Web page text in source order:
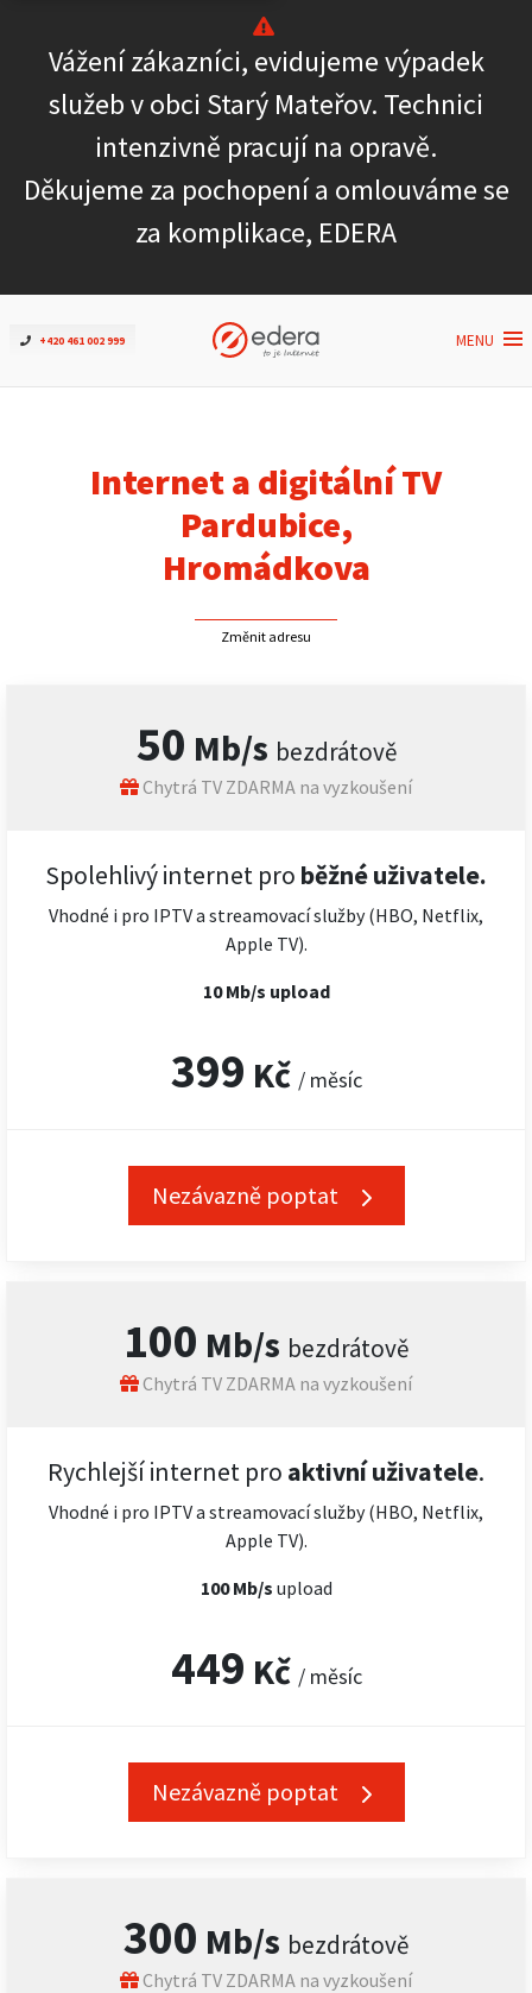
Vážení zákazníci, evidujeme výpadek
služeb v obci Starý Mateřov. Technici
intenzivně pracují na opravě.
Děkujeme za pochopení a omlouváme se
za komplikace, EDERA
+420 461 002 999 MENU
Ověřit dostupnost
Internet
ČEZNET TV
Podpora
Pro firmy
Internet a digitální TV
Pardubice,
Hromádkova
Změnit adresu
50 Mb/s bezdrátově
Chytrá TV ZDARMA na vyzkoušení
Spolehlivý internet pro běžné uživatele.
Vhodné i pro IPTV a streamovací služby (HBO, Netflix,
Apple TV).
10 Mb/s upload
399 Kč / měsíc
Nezávazně poptat
100 Mb/s bezdrátově
Chytrá TV ZDARMA na vyzkoušení
Rychlejší internet pro aktivní uživatele.
Vhodné i pro IPTV a streamovací služby (HBO, Netflix,
Apple TV).
100 Mb/s upload
449 Kč / měsíc
Nezávazně poptat
300 Mb/s bezdrátově
Chytrá TV ZDARMA na vyzkoušení